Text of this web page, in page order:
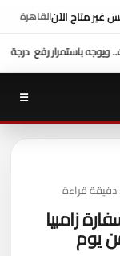
غير متاح الآنالقاهرة
في بيانعقب هزة فجر اليوم
☰
زامبيا
يوم